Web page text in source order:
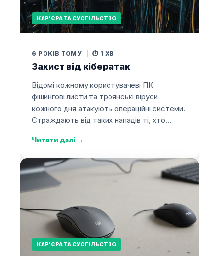
КАР'ЄРА ТА СУСПІЛЬСТВО
6 РОКІВ ТОМУ ⏱️ 1 ХВ
Захист від кібератак
Відомі кожному користувачеві ПК
фішингові листи та троянські віруси
кожного дня атакують операційні системи.
Страждають від таких нападів ті, хто…
Читати далі →
КАР'ЄРА ТА СУСПІЛЬСТВО